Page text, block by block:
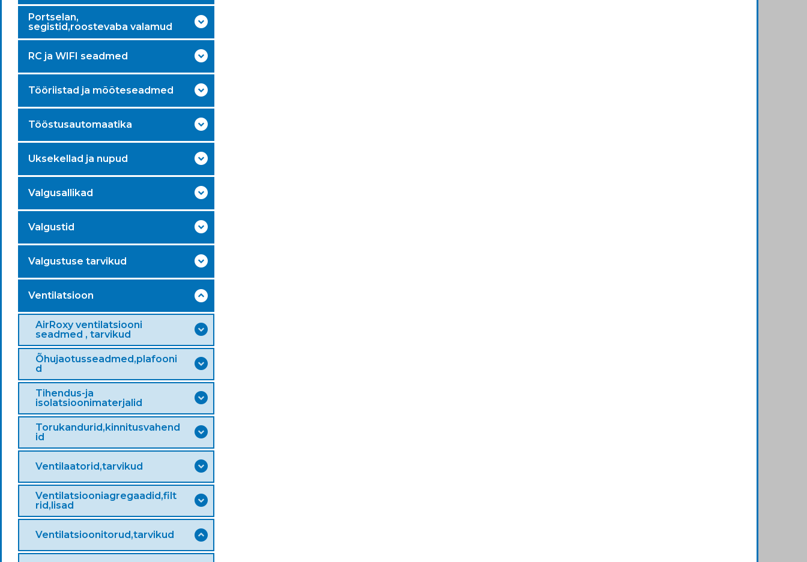
Portselan,
segistid,roostevaba valamud
RC ja WIFI seadmed
Tööriistad ja mõõteseadmed
Tööstusautomaatika
Uksekellad ja nupud
Valgusallikad
Valgustid
Valgustuse tarvikud
Ventilatsioon
AirRoxy ventilatsiooni
seadmed , tarvikud
Õhujaotusseadmed,plafooni
d
Tihendus-ja
isolatsioonimaterjalid
Torukandurid,kinnitusvahend
id
Ventilaatorid,tarvikud
Ventilatsiooniagregaadid,filt
rid,lisad
Ventilatsioonitorud,tarvikud